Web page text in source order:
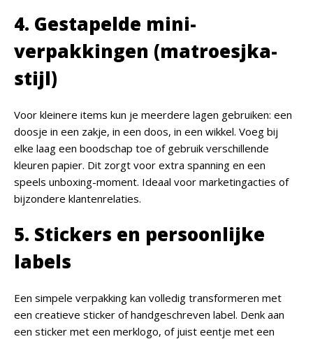
4. Gestapelde mini-
verpakkingen (matroesjka-
stijl)
Voor kleinere items kun je meerdere lagen gebruiken: een
doosje in een zakje, in een doos, in een wikkel. Voeg bij
elke laag een boodschap toe of gebruik verschillende
kleuren papier. Dit zorgt voor extra spanning en een
speels unboxing-moment. Ideaal voor marketingacties of
bijzondere klantenrelaties.
5. Stickers en persoonlijke
labels
Een simpele verpakking kan volledig transformeren met
een creatieve sticker of handgeschreven label. Denk aan
een sticker met een merklogo, of juist eentje met een